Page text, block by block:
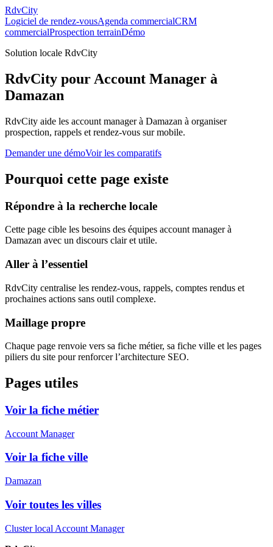
RdvCity
Logiciel de rendez-vousAgenda commercialCRM
commercialProspection terrainDémo
Solution locale RdvCity
RdvCity pour Account Manager à
Damazan
RdvCity aide les account manager à Damazan à organiser
prospection, rappels et rendez-vous sur mobile.
Demander une démoVoir les comparatifs
Pourquoi cette page existe
Répondre à la recherche locale
Cette page cible les besoins des équipes account manager à
Damazan avec un discours clair et utile.
Aller à l’essentiel
RdvCity centralise les rendez-vous, rappels, comptes rendus et
prochaines actions sans outil complexe.
Maillage propre
Chaque page renvoie vers sa fiche métier, sa fiche ville et les pages
piliers du site pour renforcer l’architecture SEO.
Pages utiles
Voir la fiche métier
Account Manager
Voir la fiche ville
Damazan
Voir toutes les villes
Cluster local Account Manager